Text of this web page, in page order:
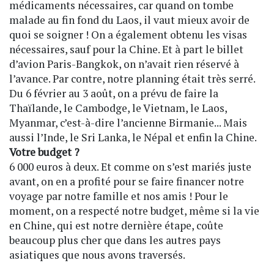
médicaments nécessaires, car quand on tombe
malade au fin fond du Laos, il vaut mieux avoir de
quoi se soigner ! On a également obtenu les visas
nécessaires, sauf pour la Chine. Et à part le billet
d’avion Paris-Bangkok, on n’avait rien réservé à
l’avance. Par contre, notre planning était très serré.
Du 6 février au 3 août, on a prévu de faire la
Thaïlande, le Cambodge, le Vietnam, le Laos,
Myanmar, c’est-à-dire l’ancienne Birmanie... Mais
aussi l’Inde, le Sri Lanka, le Népal et enfin la Chine.
Votre budget ?
6 000 euros à deux. Et comme on s’est mariés juste
avant, on en a profité pour se faire financer notre
voyage par notre famille et nos amis ! Pour le
moment, on a respecté notre budget, même si la vie
en Chine, qui est notre dernière étape, coûte
beaucoup plus cher que dans les autres pays
asiatiques que nous avons traversés.